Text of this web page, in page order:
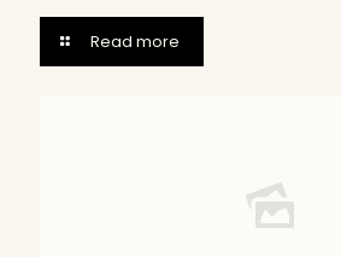
Read more